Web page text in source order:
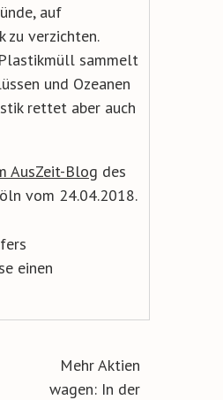
auf
zu verzichten.
sammelt
und Ozeanen
rettet aber auch
AusZeit-Blog des
vom 24.04.2018.
einen
Mehr Aktien
wagen: In der